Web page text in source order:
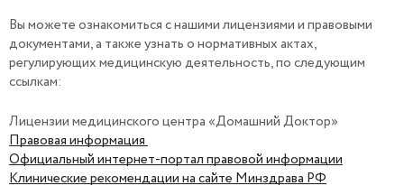
Вы можете ознакомиться с нашими лицензиями и правовыми
документами, а также узнать о нормативных актах,
регулирующих медицинскую деятельность, по следующим
ссылкам:
Лицензии медицинского центра «Домашний Доктор»
Правовая информация
Официальный интернет-портал правовой информации
Клинические рекомендации на сайте Минздрава РФ